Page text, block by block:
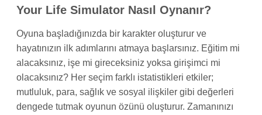
Your Life Simulator Nasıl Oynanır?
Oyuna başladığınızda bir karakter oluşturur ve
hayatınızın ilk adımlarını atmaya başlarsınız. Eğitim mi
alacaksınız, işe mi gireceksiniz yoksa girişimci mi
olacaksınız? Her seçim farklı istatistikleri etkiler;
mutluluk, para, sağlık ve sosyal ilişkiler gibi değerleri
dengede tutmak oyunun özünü oluşturur. Zamanınızı